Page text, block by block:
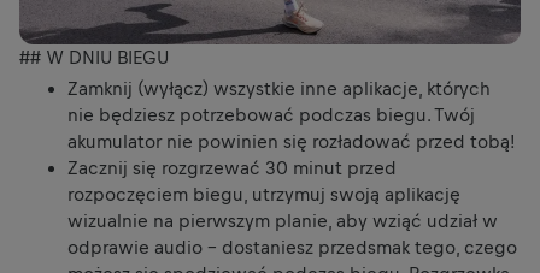
## W DNIU BIEGU
Zamknij (wyłącz) wszystkie inne aplikacje, których
nie będziesz potrzebować podczas biegu. Twój
akumulator nie powinien się rozładować przed tobą!
Zacznij się rozgrzewać 30 minut przed
rozpoczęciem biegu, utrzymuj swoją aplikację
wizualnie na pierwszym planie, aby wziąć udział w
odprawie audio - dostaniesz przedsmak tego, czego